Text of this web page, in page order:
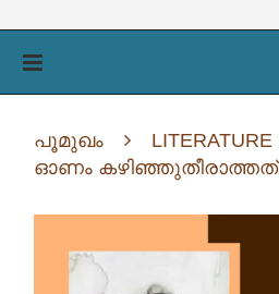
പൂമുഖം LITERATURE
ഓണം കഴിഞ്ഞുതീരാത്തത്